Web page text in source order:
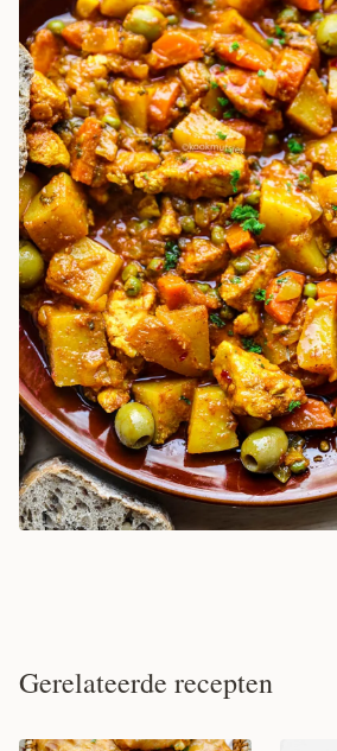
Gerelateerde recepten